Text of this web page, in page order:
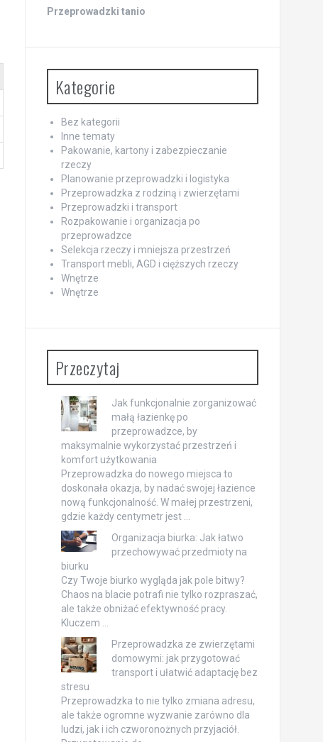
Przeprowadzki tanio
Kategorie
Bez kategorii
Inne tematy
Pakowanie, kartony i zabezpieczanie
rzeczy
Planowanie przeprowadzki i logistyka
Przeprowadzka z rodziną i zwierzętami
Przeprowadzki i transport
Rozpakowanie i organizacja po
przeprowadzce
Selekcja rzeczy i mniejsza przestrzeń
Transport mebli, AGD i cięższych rzeczy
Wnętrze
Wnętrze
Przeczytaj
Jak funkcjonalnie zorganizować
małą łazienkę po
przeprowadzce, by
maksymalnie wykorzystać przestrzeń i
komfort użytkowania
Przeprowadzka do nowego miejsca to
doskonała okazja, by nadać swojej łazience
nową funkcjonalność. W małej przestrzeni,
gdzie każdy centymetr jest …
Organizacja biurka: Jak łatwo
przechowywać przedmioty na
biurku
Czy Twoje biurko wygląda jak pole bitwy?
Chaos na blacie potrafi nie tylko rozpraszać,
ale także obniżać efektywność pracy.
Kluczem …
Przeprowadzka ze zwierzętami
domowymi: jak przygotować
transport i ułatwić adaptację bez
stresu
Przeprowadzka to nie tylko zmiana adresu,
ale także ogromne wyzwanie zarówno dla
ludzi, jak i ich czworonożnych przyjaciół.